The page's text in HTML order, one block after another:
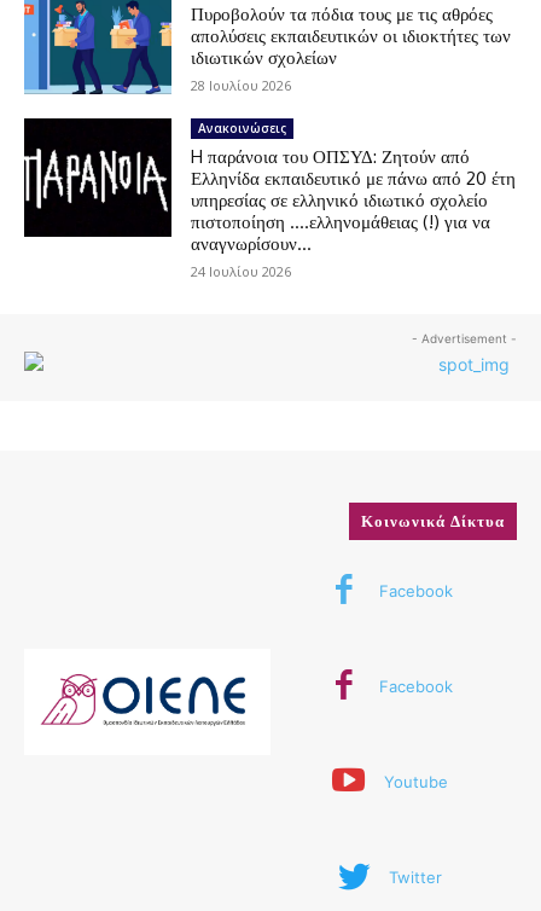
Πυροβολούν τα πόδια τους με τις αθρόες
απολύσεις εκπαιδευτικών οι ιδιοκτήτες των
ιδιωτικών σχολείων
28 Ιουλίου 2026
Ανακοινώσεις
H παράνοια του ΟΠΣΥΔ: Ζητούν από
Ελληνίδα εκπαιδευτικό με πάνω από 20 έτη
υπηρεσίας σε ελληνικό ιδιωτικό σχολείο
πιστοποίηση ….ελληνομάθειας (!) για να
αναγνωρίσουν...
24 Ιουλίου 2026
- Advertisement -
Κοινωνικά Δίκτυα
Facebook
Facebook
Youtube
Twitter